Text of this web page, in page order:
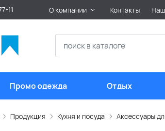
11 О компании Контакты
Промо одежда Отдых
Продукция Кухня и посуда Аксессуары